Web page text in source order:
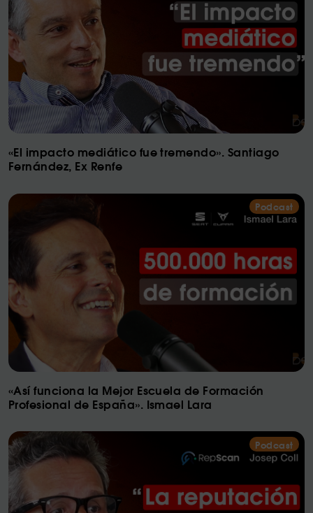
«El impacto mediático fue tremendo». Santiago
Fernández, Ex Renfe
Podcast
«Así funciona la Mejor Escuela de Formación
Profesional de España». Ismael Lara
Podcast